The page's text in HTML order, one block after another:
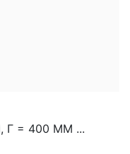
= 400 ММ ...